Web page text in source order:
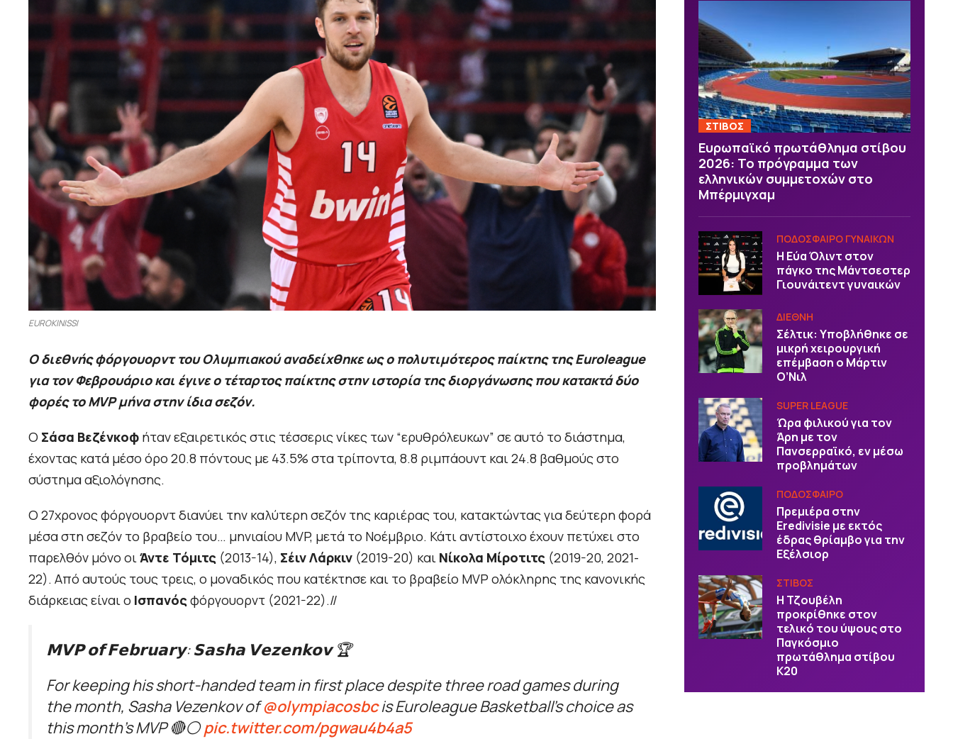
EUROKINISSI
Ο διεθνής φόργουορντ του Ολυμπιακού αναδείχθηκε ως ο πολυτιμότερος παίκτης της Euroleague
για τον Φεβρουάριο και έγινε ο τέταρτος παίκτης στην ιστορία της διοργάνωσης που κατακτά δύο
φορές το MVP μήνα στην ίδια σεζόν.
Ο Σάσα Βεζένκοφ ήταν εξαιρετικός στις τέσσερις νίκες των “ερυθρόλευκων” σε αυτό το διάστημα,
έχοντας κατά μέσο όρο 20.8 πόντους με 43.5% στα τρίποντα, 8.8 ριμπάουντ και 24.8 βαθμούς στο
σύστημα αξιολόγησης.
Ο 27χρονος φόργουορντ διανύει την καλύτερη σεζόν της καριέρας του, κατακτώντας για δεύτερη φορά
μέσα στη σεζόν το βραβείο του… μηνιαίου MVP, μετά το Νοέμβριο. Κάτι αντίστοιχο έχουν πετύχει στο
παρελθόν μόνο οιΆντε Τόμιτς (2013-14), Σέιν Λάρκιν (2019-20) και Νίκολα Μίροτιτς (2019-20, 2021-
22). Aπό αυτούς τους τρεις, ο μοναδικός που κατέκτησε και το βραβείο MVP ολόκληρης της κανονικής
διάρκειας είναι ο Ισπανός φόργουορντ (2021-22).//
𝗠𝗩𝗣 𝗼𝗳 𝗙𝗲𝗯𝗿𝘂𝗮𝗿𝘆: 𝗦𝗮𝘀𝗵𝗮 𝗩𝗲𝘇𝗲𝗻𝗸𝗼𝘃 🏆
For keeping his short-handed team in first place despite three road games during
the month, Sasha Vezenkov of@olympiacosbcis Euroleague Basketball's choice as
this month's MVP 🔴⚪️pic.twitter.com/pgwau4b4a5
ΣΤΙΒΟΣ
Ευρωπαϊκό πρωτάθλημα στίβου
2026: Το πρόγραμμα των
ελληνικών συμμετοχών στο
Μπέρμιγχαμ
ΠΟΔΟΣΦΑΙΡΟ ΓΥΝΑΙΚΩΝ
Η Εύα Όλιντ στον
πάγκο της Μάντσεστερ
Γιουνάιτεντ γυναικών
ΔΙΕΘΝΗ
Σέλτικ: Υποβλήθηκε σε
μικρή χειρουργική
επέμβαση ο Μάρτιν
Ο’Νιλ
SUPER LEAGUE
Ώρα φιλικού για τον
Άρη με τον
Πανσερραϊκό, εν μέσω
προβλημάτων
ΠΟΔΟΣΦΑΙΡΟ
Πρεμιέρα στην
Eredivisie με εκτός
έδρας θρίαμβο για την
Εξέλσιορ
ΣΤΙΒΟΣ
Η Τζουβέλη
προκρίθηκε στον
τελικό του ύψους στο
Παγκόσμιο
πρωτάθλημα στίβου
Κ20